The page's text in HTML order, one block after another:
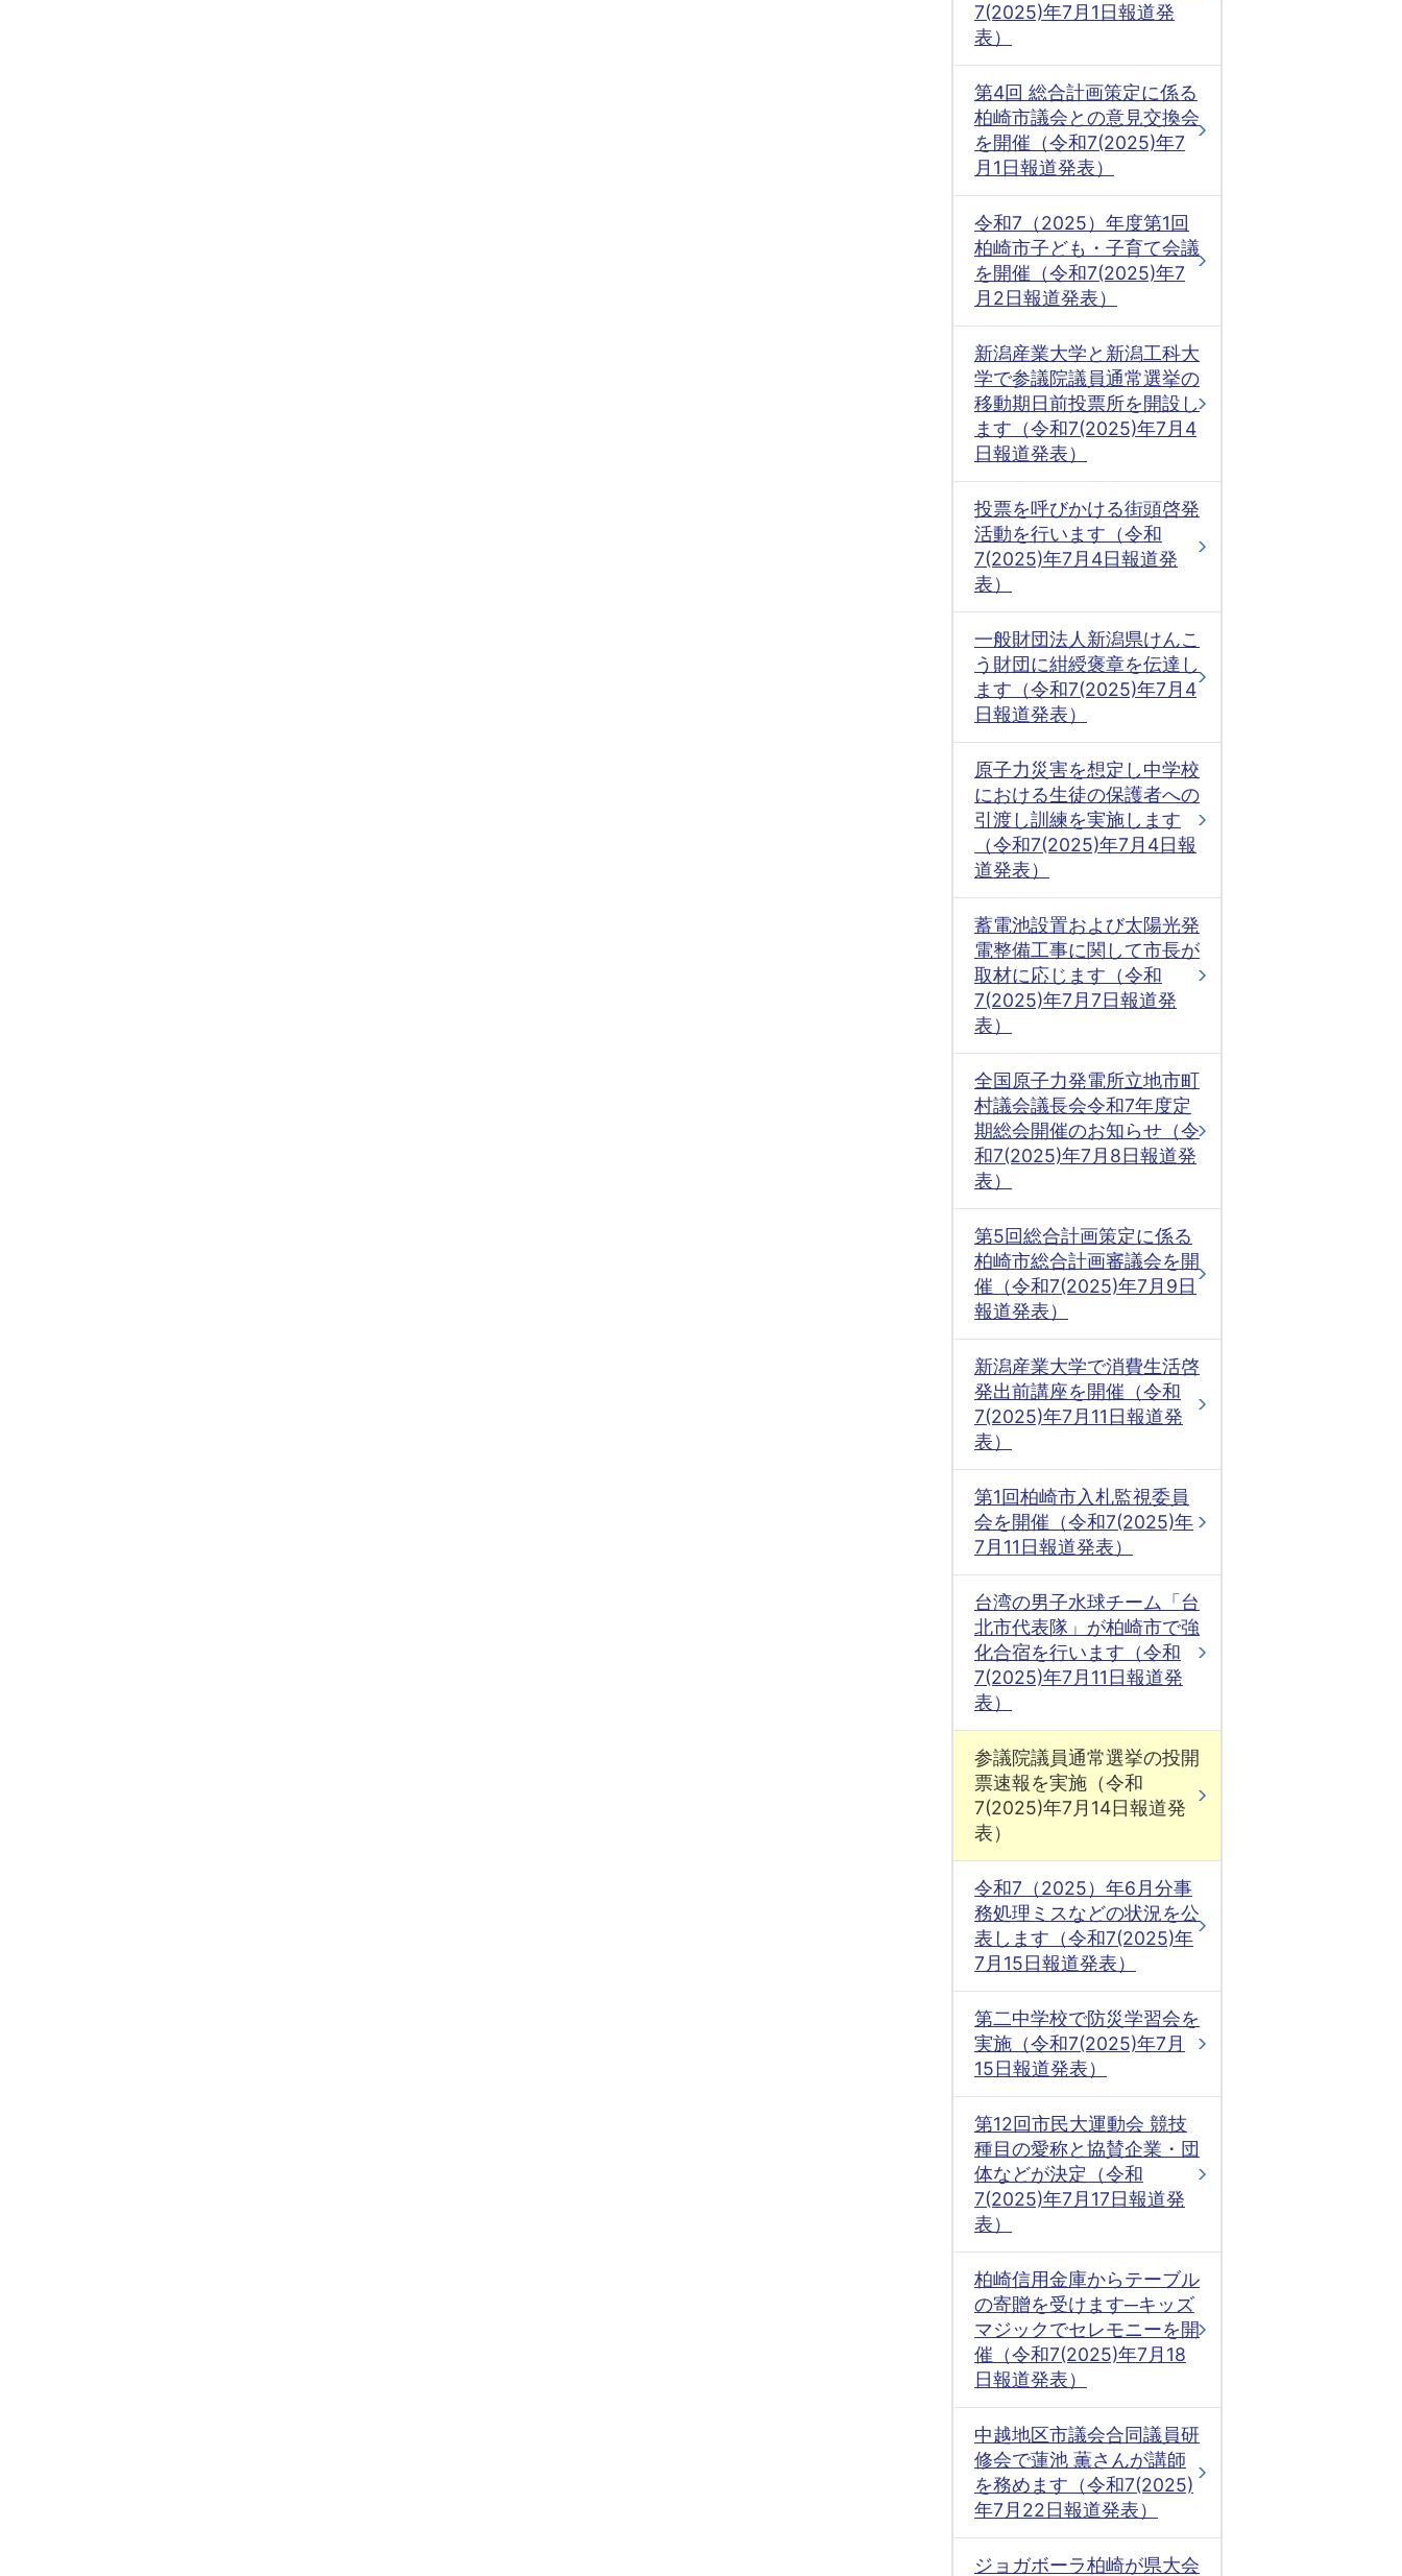
7(2025)年7月1日報道発
表）
第4回 総合計画策定に係る
柏崎市議会との意見交換会
を開催（令和7(2025)年7
月1日報道発表）
令和7（2025）年度第1回
柏崎市子ども・子育て会議
を開催（令和7(2025)年7
月2日報道発表）
新潟産業大学と新潟工科大
学で参議院議員通常選挙の
移動期日前投票所を開設し
ます（令和7(2025)年7月4
日報道発表）
投票を呼びかける街頭啓発
活動を行います（令和
7(2025)年7月4日報道発
表）
一般財団法人新潟県けんこ
う財団に紺綬褒章を伝達し
ます（令和7(2025)年7月4
日報道発表）
原子力災害を想定し中学校
における生徒の保護者への
引渡し訓練を実施します
（令和7(2025)年7月4日報
道発表）
蓄電池設置および太陽光発
電整備工事に関して市長が
取材に応じます（令和
7(2025)年7月7日報道発
表）
全国原子力発電所立地市町
村議会議長会令和7年度定
期総会開催のお知らせ（令
和7(2025)年7月8日報道発
表）
第5回総合計画策定に係る
柏崎市総合計画審議会を開
催（令和7(2025)年7月9日
報道発表）
新潟産業大学で消費生活啓
発出前講座を開催（令和
7(2025)年7月11日報道発
表）
第1回柏崎市入札監視委員
会を開催（令和7(2025)年
7月11日報道発表）
台湾の男子水球チーム「台
北市代表隊」が柏崎市で強
化合宿を行います（令和
7(2025)年7月11日報道発
表）
参議院議員通常選挙の投開
票速報を実施（令和
7(2025)年7月14日報道発
表）
令和7（2025）年6月分事
務処理ミスなどの状況を公
表します（令和7(2025)年
7月15日報道発表）
第二中学校で防災学習会を
実施（令和7(2025)年7月
15日報道発表）
第12回市民大運動会 競技
種目の愛称と協賛企業・団
体などが決定（令和
7(2025)年7月17日報道発
表）
柏崎信用金庫からテーブル
の寄贈を受けます─キッズ
マジックでセレモニーを開
催（令和7(2025)年7月18
日報道発表）
中越地区市議会合同議員研
修会で蓮池 薫さんが講師
を務めます（令和7(2025)
年7月22日報道発表）
ジョガボーラ柏崎が県大会